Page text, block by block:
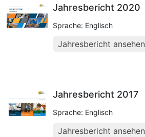
Jahresbericht 2020
Sprache: Englisch
Jahresbericht ansehen
Jahresbericht 2017
Sprache: Englisch
Jahresbericht ansehen